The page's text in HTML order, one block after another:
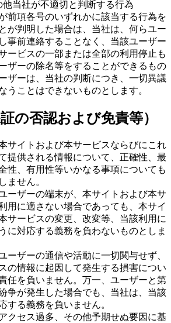
他当社が不適切と判断する行為
前項各号のいずれかに該当する行為を
が判明した場合は、当社は、何らユー
事前連絡することなく、当該ユーザー
ービスの一部または全部の利用停止も
ザーの除名等をすることができるもの
ザーは、当社の判断につき、一切異議
うことはできないものとします。
の否認および免責等）
サイトおよび本サービスならびにこれ
提供される情報について、正確性、最
性、有用性等いかなる事項についても
ません。
ーザーの端末が、本サイトおよび本サ
用に適さない場合であっても、本サイ
サービスの変更、改変等、当該利用に
に対応する義務を負わないものとしま
ーザーの通信や活動に一切関与せず、
の情報に起因して発生する損害につい
任を負いません。万一、ユーザーと第
争が発生した場合でも、当社は、当該
する義務を負いません。
クセス過多、その他予期せぬ要因に基